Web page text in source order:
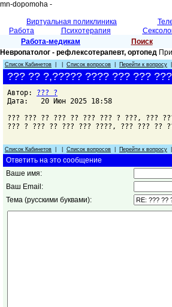
mn-dopomoha -
Виртуальная поликлиника
Работа
Психотерапия
Работа-медикам
Поиск
Невропатолог - рефлексотерапевт, ортопед
Список Кабинетов Список вопросов Перейти к вопросу
??? ?? ?,????? ???? ??? ???
Автор: ??? ?
Дата: 20 Июн 2025 18:58
??? ??? ?? ??? ?? ??? ??? ? ???, ???
??? ? ??? ?? ??? ??? ????, ??? ???
Список Кабинетов
Список вопросов Перейти к вопросу
Ответить на это сообщение
Ваше имя:
Ваш Email:
Тема (русскими буквами):